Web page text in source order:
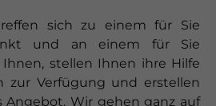
sich zu einem für Sie
und an einem für Sie
stellen Ihnen ihre Hilfe
zur Verfügung und erstellen
Angebot. Wir gehen ganz auf